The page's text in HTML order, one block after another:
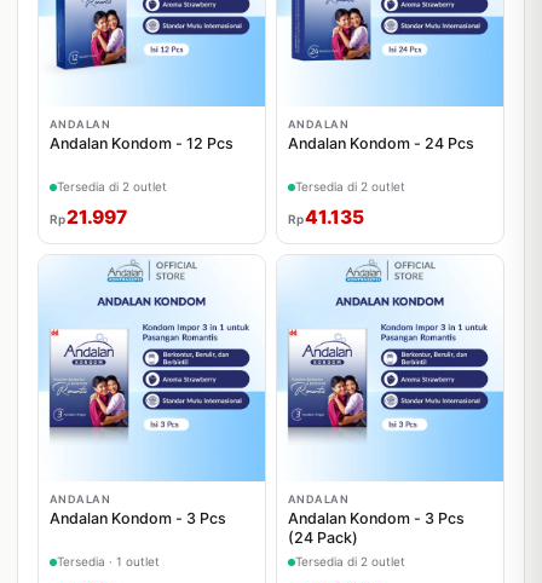
ANDALAN
Andalan Kondom - 12 Pcs
Tersedia di 2 outlet
Rp21.997
ANDALAN
Andalan Kondom - 24 Pcs
Tersedia di 2 outlet
Rp41.135
ANDALAN
Andalan Kondom - 3 Pcs
Tersedia · 1 outlet
ANDALAN
Andalan Kondom - 3 Pcs
(24 Pack)
Tersedia di 2 outlet